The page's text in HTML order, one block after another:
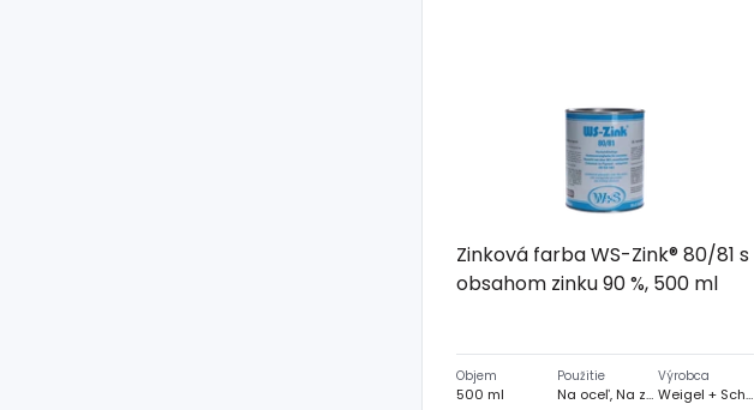
Zinková farba WS-Zink® 80/81 s
obsahom zinku 90 %, 500 ml
Objem
500 ml
Použitie
Na oceľ, Na zinok, Na hliník
Výrobca
Weigel + Schmidt